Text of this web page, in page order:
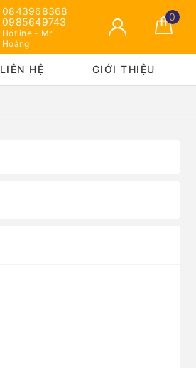
0843968368
0985649743
Hotline - Mr
Hoàng
0
LIÊN HỆ GIỚI THIỆU